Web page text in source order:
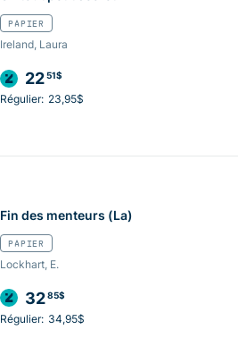
PAPIER
Ireland, Laura
2251$
Régulier: 23,95$
Fin des menteurs (La)
PAPIER
Lockhart, E.
3285$
Régulier: 34,95$